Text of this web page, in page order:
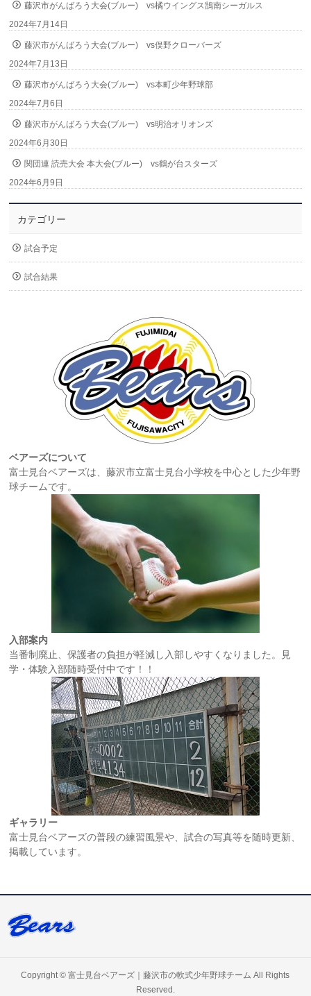
藤沢市がんばろう大会(ブルー) vs橘ウイングス鵠南シーガルス
2024年7月14日
藤沢市がんばろう大会(ブルー) vs俣野クローバーズ
2024年7月13日
藤沢市がんばろう大会(ブルー) vs本町少年野球部
2024年7月6日
藤沢市がんばろう大会(ブルー) vs明治オリオンズ
2024年6月30日
関団連 読売大会 本大会(ブルー) vs鶴が台スターズ
2024年6月9日
カテゴリー
試合予定
試合結果
ベアーズについて
富士見台ベアーズは、藤沢市立富士見台小学校を中心とした少年野
球チームです。
入部案内
当番制廃止、保護者の負担が軽減し入部しやすくなりました。見
学・体験入部随時受付中です！！
ギャラリー
富士見台ベアーズの普段の練習風景や、試合の写真等を随時更新、
掲載しています。
Copyright ©富士見台ベアーズ｜藤沢市の軟式少年野球チーム All Rights
Reserved.